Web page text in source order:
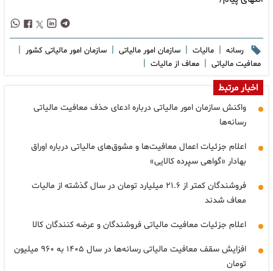
رسانه | مالیات | سازمان امور مالیاتی | سازمان امور مالیاتی کشور |
معافیت مالیاتی | معاف از مالیات |
اخبار مرتبط
واکنش سازمان امور مالیاتی درباره ادعای حذف معافیت مالیاتی
رسانه‌ها
اعلام جزئیات اعمال معافیت‌ها و مشوق‌های مالیاتی درباره اوراق
بهادار «گواهی سپرده کالایی»
فروشندگان کمتر از ۲۱.۶ میلیارد تومان در سال گذشته از مالیات
معاف شدند
اعلام جزئیات معافیت مالیاتی فروشندگان و عرضه کنندگان کالا
افزایش سقف معافیت مالیاتی رسانه‌ها در سال ۱۴۰۵ به ۹۶۰ میلیون
تومان